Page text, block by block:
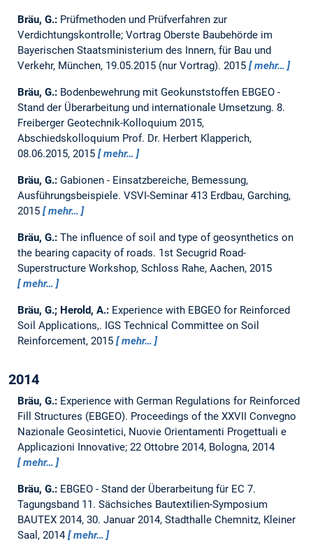
Bräu, G.: Prüfmethoden und Prüfverfahren zur
Verdichtungskontrolle; Vortrag Oberste Baubehörde im
Bayerischen Staatsministerium des Innern, für Bau und
Verkehr, München, 19.05.2015 (nur Vortrag). 2015 mehr…
Bräu, G.: Bodenbewehrung mit Geokunststoffen EBGEO -
Stand der Überarbeitung und internationale Umsetzung. 8.
Freiberger Geotechnik-Kolloquium 2015,
Abschiedskolloquium Prof. Dr. Herbert Klapperich,
08.06.2015, 2015
mehr…
Bräu, G.: Gabionen - Einsatzbereiche, Bemessung,
Ausführungsbeispiele. VSVI-Seminar 413 Erdbau, Garching,
2015
mehr…
Bräu, G.: The influence of soil and type of geosynthetics on
the bearing capacity of roads. 1st Secugrid Road-
Superstructure Workshop, Schloss Rahe, Aachen, 2015
mehr…
Bräu, G.; Herold, A.: Experience with EBGEO for Reinforced
Soil Applications,. IGS Technical Committee on Soil
Reinforcement, 2015
mehr…
2014
Bräu, G.: Experience with German Regulations for Reinforced
Fill Structures (EBGEO). Proceedings of the XXVII Convegno
Nazionale Geosintetici, Nuovie Orientamenti Progettuali e
Applicazioni Innovative; 22 Ottobre 2014, Bologna, 2014
mehr…
Bräu, G.: EBGEO - Stand der Überarbeitung für EC 7.
Tagungsband 11. Sächsiches Bautextilien-Symposium
BAUTEX 2014, 30. Januar 2014, Stadthalle Chemnitz, Kleiner
Saal, 2014
mehr…